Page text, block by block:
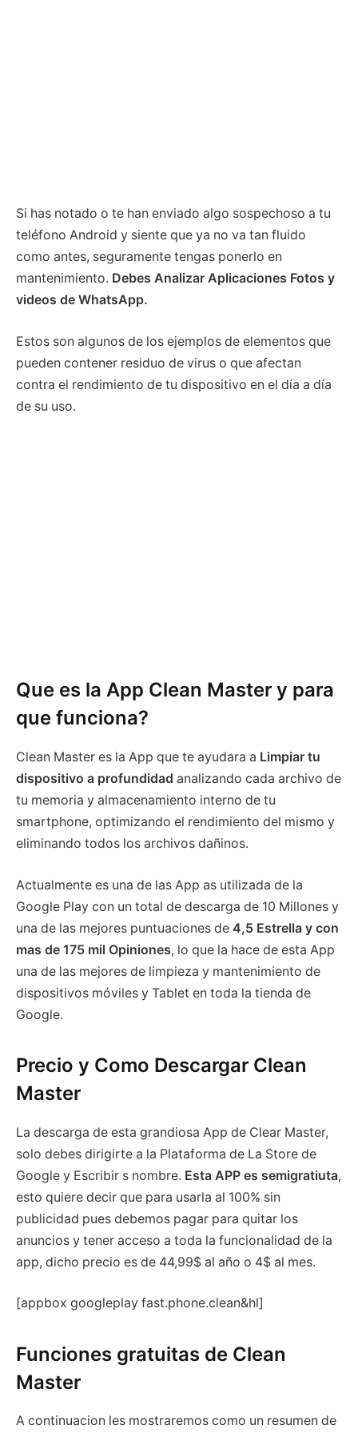
Si has notado o te han enviado algo sospechoso a tu
teléfono Android y siente que ya no va tan fluido
como antes, seguramente tengas ponerlo en
mantenimiento. Debes Analizar Aplicaciones Fotos y
videos de WhatsApp.
Estos son algunos de los ejemplos de elementos que
pueden contener residuo de virus o que afectan
contra el rendimiento de tu dispositivo en el día a día
de su uso.
Que es la App Clean Master y para
que funciona?
Clean Master es la App que te ayudara a Limpiar tu
dispositivo a profundidad analizando cada archivo de
tu memoria y almacenamiento interno de tu
smartphone, optimizando el rendimiento del mismo y
eliminando todos los archivos dañinos.
Actualmente es una de las App as utilizada de la
Google Play con un total de descarga de 10 Millones y
una de las mejores puntuaciones de 4,5 Estrella y con
mas de 175 mil Opiniones, lo que la hace de esta App
una de las mejores de limpieza y mantenimiento de
dispositivos móviles y Tablet en toda la tienda de
Google.
Precio y Como Descargar Clean
Master
La descarga de esta grandiosa App de Clear Master,
solo debes dirigirte a la Plataforma de La Store de
Google y Escribir s nombre. Esta APP es semigratiuta,
esto quiere decir que para usarla al 100% sin
publicidad pues debemos pagar para quitar los
anuncios y tener acceso a toda la funcionalidad de la
app, dicho precio es de 44,99$ al año o 4$ al mes.
[appbox googleplay fast.phone.clean&hl]
Funciones gratuitas de Clean
Master
A continuacion les mostraremos como un resumen de